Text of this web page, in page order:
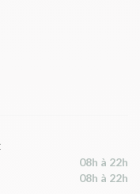
08h à 22h
08h à 22h